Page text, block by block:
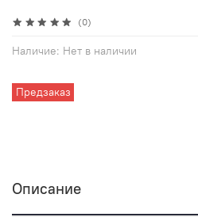
(0)
Наличие: Нет в наличии
Предзаказ
Описание